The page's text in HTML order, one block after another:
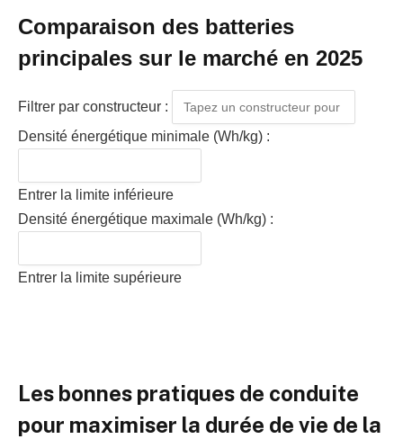
Comparaison des batteries
principales sur le marché en 2025
Filtrer par constructeur :
Densité énergétique minimale (Wh/kg) :
Entrer la limite inférieure
Densité énergétique maximale (Wh/kg) :
Entrer la limite supérieure
Les bonnes pratiques de conduite
pour maximiser la durée de vie de la